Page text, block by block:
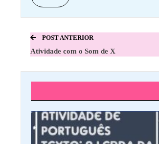
POST ANTERIOR
Atividade com o Som de X